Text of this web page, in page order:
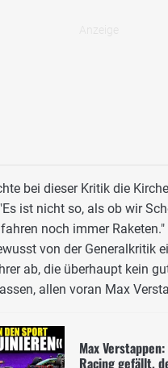
bei dieser Kritik die
ist nicht so, als ob wir
noch immer
von der Generalkritik
ab, die überhaupt kein
allen voran Max
Max
Racing gefällt,